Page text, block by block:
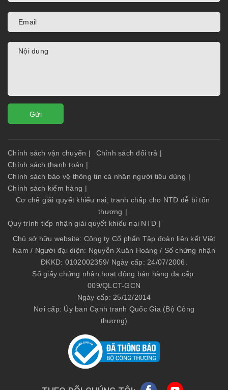
Gửi
Chính sách vận chuyển | Chính sách đổi trả |
Chính sách thanh toán |
Chính sách bảo vệ thông tin cá nhân người tiêu dùng |
Chính sách kiểm hàng |
Cơ chế giải quyết khiếu nại, tranh chấp cho NTD dễ bị tổn
thương |
Quy trình tiếp nhận giải quyết khiếu nại NTD |
Chủ sở hữu website: Công ty Cổ phẩn Tập đoàn liên kết Việt
Nam / Người đại diện: Nguyễn Xuân Hoàng / Số chứng nhận
ĐKKD: 0102002359/ Ngày cấp: 24/07/2006.
Số giấy chứng nhận hoạt động bán hàng đa cấp:
009/QLCT-GCN
Ngày cấp: 25/12/2014
Nơi cấp: Ủy ban Cạnh tranh Quốc Gia (Bộ Công
thương)